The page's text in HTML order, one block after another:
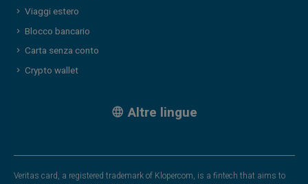
Viaggi estero
Blocco bancario
Carta senza conto
Crypto wallet
Altre lingue
Veritas card, a registered trademark of Klopercom, is a fintech that aims to